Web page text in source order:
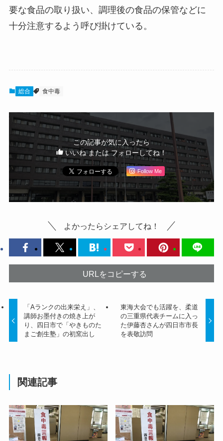
要な食品の取り扱い、調理後の食品の保管などに
十分注意するよう呼び掛けている。
総合 食中毒
この記事が気に入ったら
いいね または フォローしてね！
Follow Me
よかったらシェアしてね！
URLをコピーする
「Aランクの出来栄え」、
講師お墨付きの焼き上が
り、四日市で「やきものた
まご創生塾」の初窯出し
東海大会でも活躍を、柔道
の三重県代表チームに入っ
た伊藤杏さんが四日市市長
を表敬訪問
関連記事